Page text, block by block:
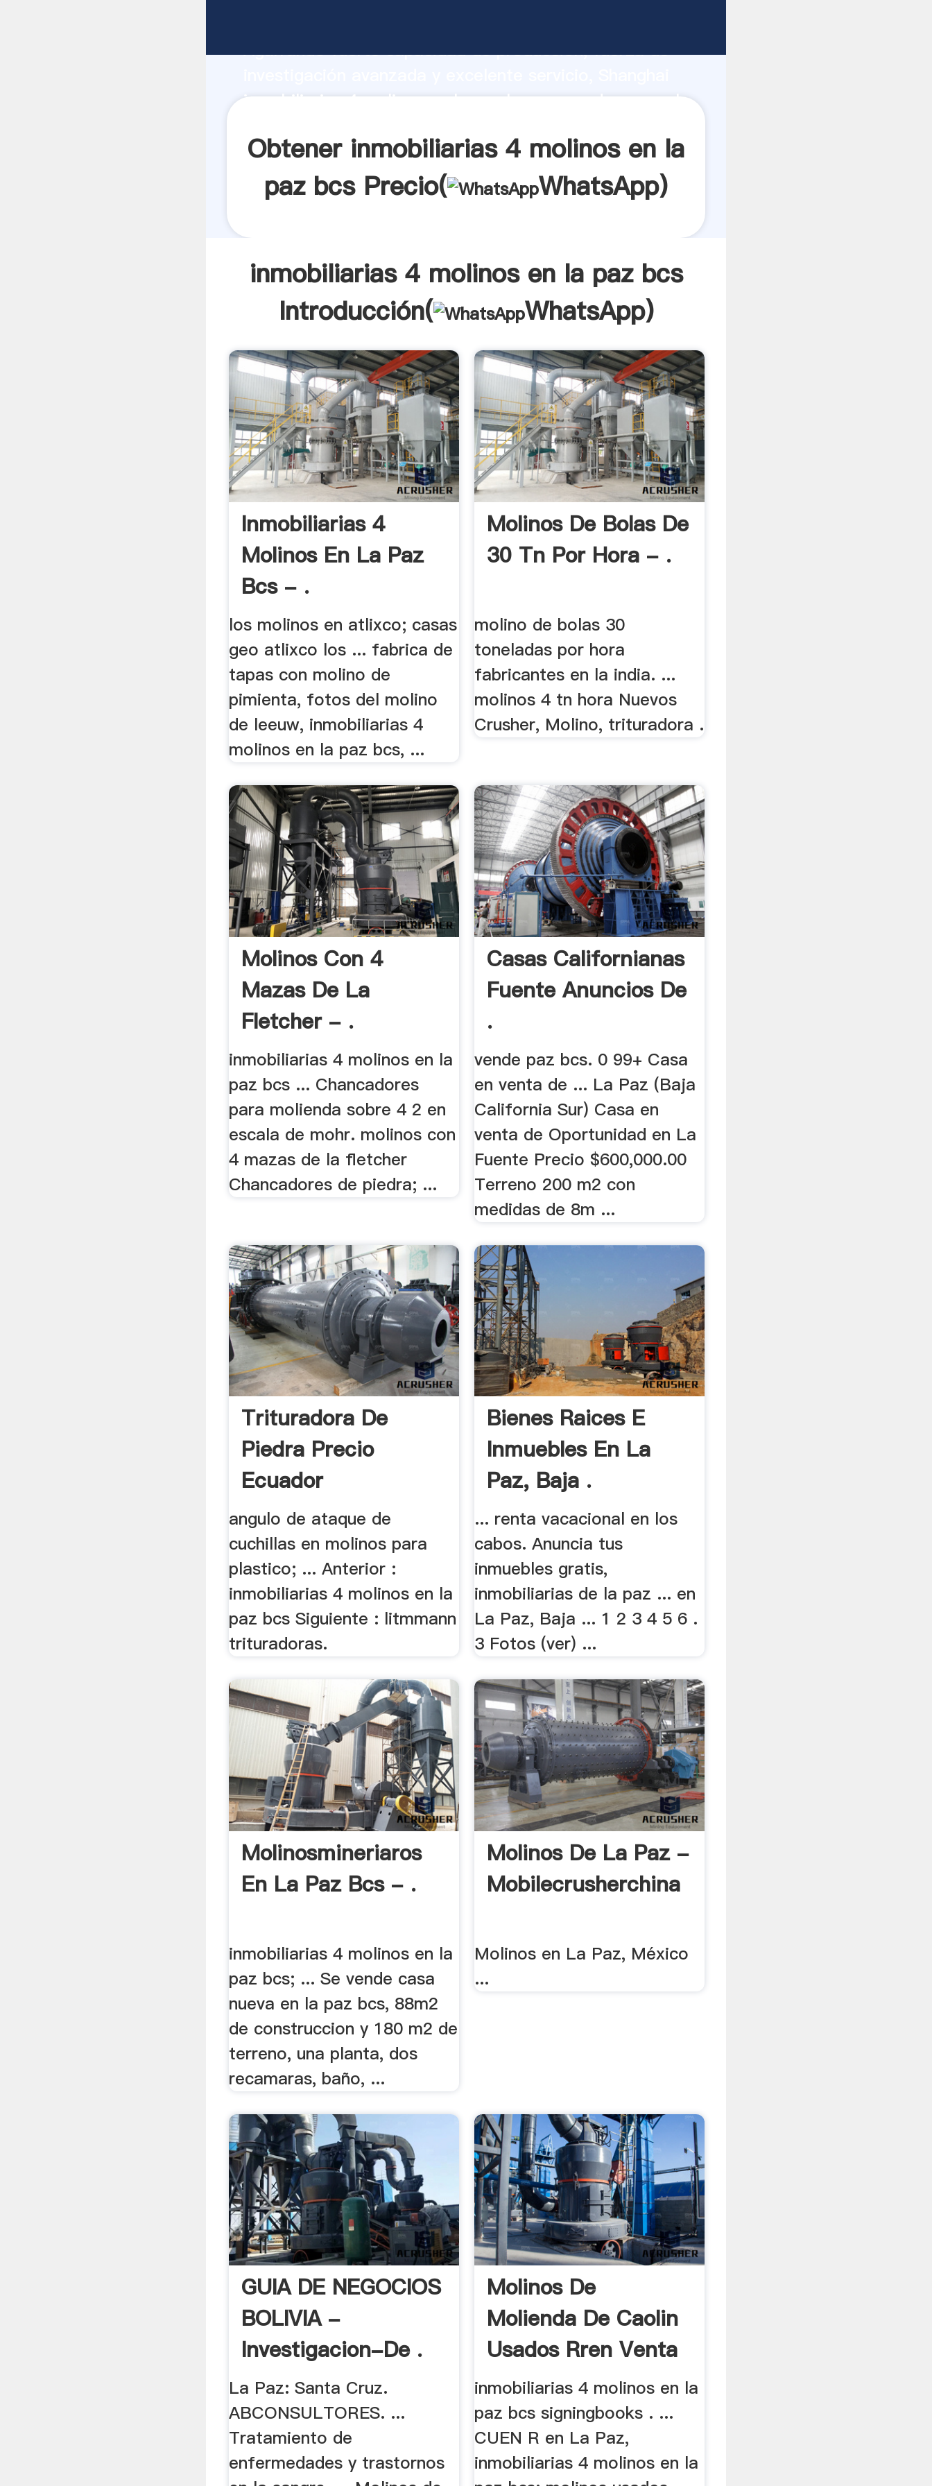
Agarrando fuerte capacidad de producción, fuerza de
inmobiliarias 4 molinos en la paz bcs proveedor crea el
Obtener inmobiliarias 4 molinos en la
paz bcs Precio(
WhatsApp)
inmobiliarias 4 molinos en la paz bcs
Introducción(
WhatsApp)
Inmobiliarias 4
Molinos En La Paz
Bcs - .
los molinos en atlixco; casas
geo atlixco los ... fabrica de
tapas con molino de
pimienta, fotos del molino
de leeuw, inmobiliarias 4
molinos en la paz bcs, ...
Molinos De Bolas De
30 Tn Por Hora - .
molino de bolas 30
toneladas por hora
fabricantes en la india. ...
molinos 4 tn hora Nuevos
Crusher, Molino, trituradora .
Molinos Con 4
Mazas De La
Fletcher - .
inmobiliarias 4 molinos en la
paz bcs ... Chancadores
para molienda sobre 4 2 en
escala de mohr. molinos con
4 mazas de la fletcher
Chancadores de piedra; ...
Casas Californianas
Fuente Anuncios De
.
vende paz bcs. 0 99+ Casa
en venta de ... La Paz (Baja
California Sur) Casa en
venta de Oportunidad en La
Fuente Precio $600,000.00
Terreno 200 m2 con
medidas de 8m ...
Trituradora De
Piedra Precio
Ecuador
angulo de ataque de
cuchillas en molinos para
plastico; ... Anterior :
inmobiliarias 4 molinos en la
paz bcs Siguiente : litmmann
trituradoras.
Bienes Raices E
Inmuebles En La
Paz, Baja .
... renta vacacional en los
cabos. Anuncia tus
inmuebles gratis,
inmobiliarias de la paz ... en
La Paz, Baja ... 1 2 3 4 5 6 .
3 Fotos (ver) ...
Molinosmineriaros
En La Paz Bcs - .
inmobiliarias 4 molinos en la
paz bcs; ... Se vende casa
nueva en la paz bcs, 88m2
de construccion y 180 m2 de
terreno, una planta, dos
recamaras, baño, ...
Molinos De La Paz -
Mobilecrusherchina
Molinos en La Paz, México
...
GUIA DE NEGOCIOS
BOLIVIA -
Investigacion-De .
La Paz: Santa Cruz.
ABCONSULTORES. ...
Tratamiento de
enfermedades y trastornos
Molinos De
Molienda De Caolin
Usados Rren Venta
inmobiliarias 4 molinos en la
paz bcs signingbooks . ...
CUEN R en La Paz,
inmobiliarias 4 molinos en la